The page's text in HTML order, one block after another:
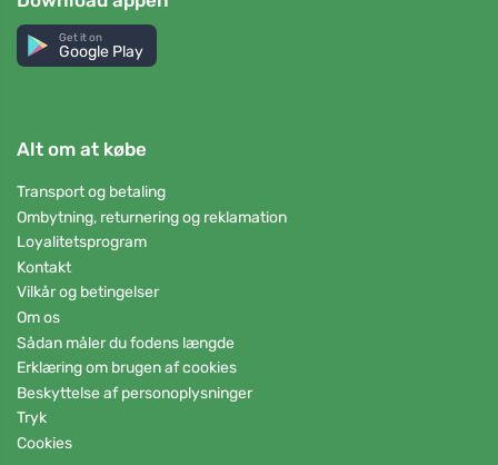
Get it on
Google Play
Alt om at købe
Transport og betaling
Ombytning, returnering og reklamation
Loyalitetsprogram
Kontakt
Vilkår og betingelser
Om os
Sådan måler du fodens længde
Erklæring om brugen af cookies
Beskyttelse af personoplysninger
Tryk
Cookies